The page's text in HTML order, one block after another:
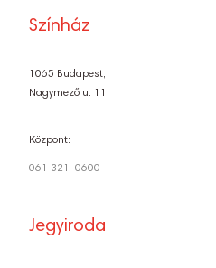
Színház
1065 Budapest,
Nagymező u. 11.
Központ:
061 321-0600
Jegyiroda